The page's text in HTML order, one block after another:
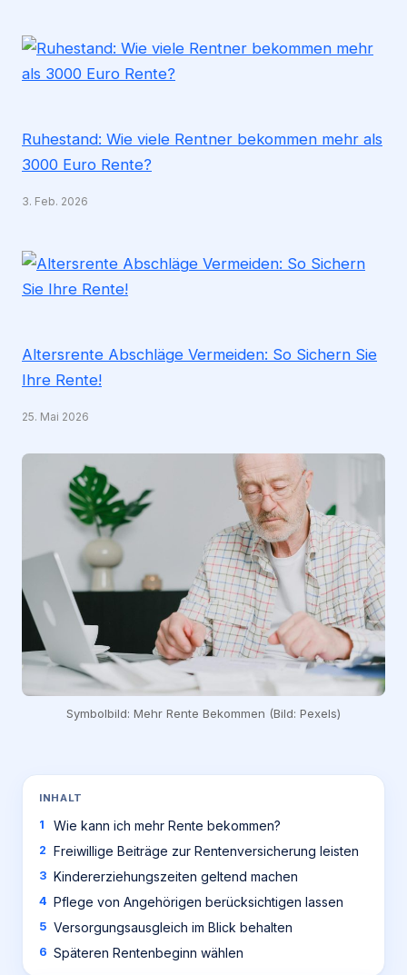
Ruhestand: Wie viele Rentner bekommen mehr als
3000 Euro Rente?
3. Feb. 2026
Altersrente Abschläge Vermeiden: So Sichern Sie
Ihre Rente!
25. Mai 2026
Symbolbild: Mehr Rente Bekommen (Bild: Pexels)
INHALT
Wie kann ich mehr Rente bekommen?
Freiwillige Beiträge zur Rentenversicherung leisten
Kindererziehungszeiten geltend machen
Pflege von Angehörigen berücksichtigen lassen
Versorgungsausgleich im Blick behalten
Späteren Rentenbeginn wählen